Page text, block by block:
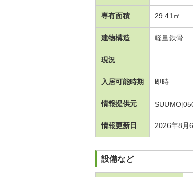
専有面積 29.41㎡
建物構造 軽量鉄骨
現況
入居可能時期 即時
情報提供元
情報更新日 2026年8月
設備など